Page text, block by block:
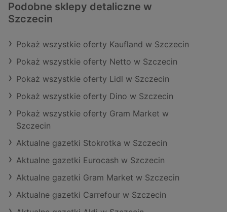
Podobne sklepy detaliczne w
Szczecin
Pokaż wszystkie oferty Kaufland w Szczecin
Pokaż wszystkie oferty Netto w Szczecin
Pokaż wszystkie oferty Lidl w Szczecin
Pokaż wszystkie oferty Dino w Szczecin
Pokaż wszystkie oferty Gram Market w
Szczecin
Aktualne gazetki Stokrotka w Szczecin
Aktualne gazetki Eurocash w Szczecin
Aktualne gazetki Gram Market w Szczecin
Aktualne gazetki Carrefour w Szczecin